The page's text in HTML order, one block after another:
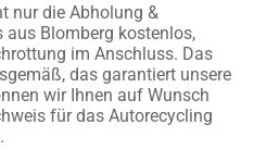
nur die Abholung &
aus Blomberg kostenlos,
im Anschluss. Das
das garantiert unsere
wir Ihnen auf Wunsch
für das Autorecycling